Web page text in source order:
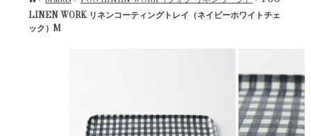
LINEN WORK リネンコーティングトレイ（ネイビーホワイトチェ
ック）M